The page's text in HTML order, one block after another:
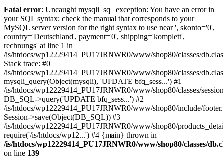
Fatal error: Uncaught mysqli_sql_exception: You have an error in
your SQL syntax; check the manual that corresponds to your
MySQL server version for the right syntax to use near ', skonto='0',
country='Deutschland', payment='0', shipping='komplett',
rechnungs' at line 1 in
/is/htdocs/wp12229414_PU17JRNWR0/www/shop80/classes/
Stack trace: #0
/is/htdocs/wp12229414_PU17JRNWR0/www/shop80/classes/
mysqli_query(Object(mysqli), 'UPDATE bfq_sess...') #1
/is/htdocs/wp12229414_PU17JRNWR0/www/shop80/classes/
DB_SQL->query('UPDATE bfq_sess...') #2
/is/htdocs/wp12229414_PU17JRNWR0/www/shop80/include/
Session->save(Object(DB_SQL)) #3
/is/htdocs/wp12229414_PU17JRNWR0/www/shop80/
require('/is/htdocs/wp12...') #4 {main} thrown in
/is/htdocs/wp12229414_PU17JRNWR0/www/shop80/classes/
on line 139